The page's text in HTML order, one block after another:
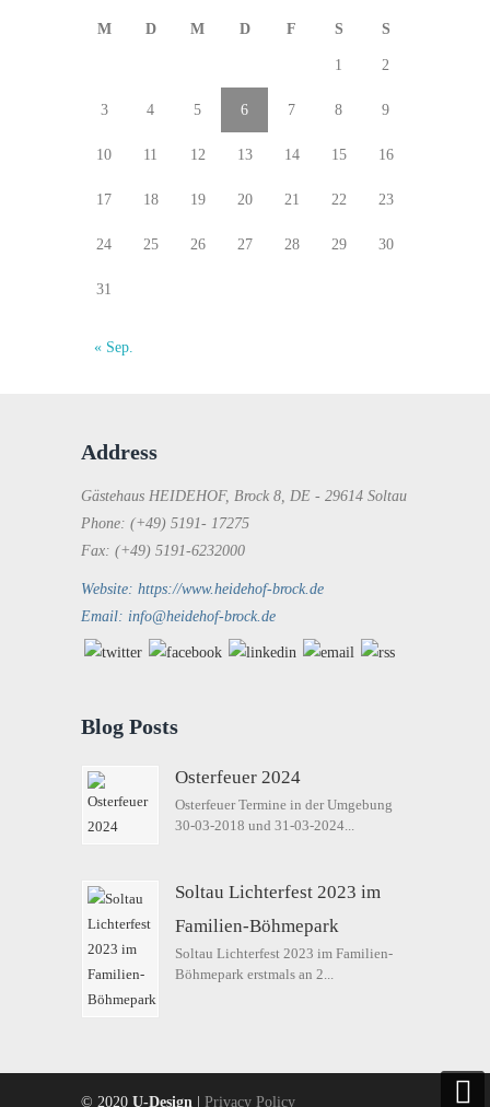
M D M D F S S
1 2
3 4 5 6 7 8 9
10 11 12 13 14 15 16
17 18 19 20 21 22 23
24 25 26 27 28 29 30
31
« Sep.
Address
Gästehaus HEIDEHOF, Brock 8, DE - 29614 Soltau
Phone: (+49) 5191- 17275
Fax: (+49) 5191-6232000
Website: https://www.heidehof-brock.de
Email: info@heidehof-brock.de
Blog Posts
Osterfeuer 2024
Osterfeuer Termine in der Umgebung
30-03-2018 und 31-03-2024...
Soltau Lichterfest 2023 im
Familien-Böhmepark
Soltau Lichterfest 2023 im Familien-
Böhmepark erstmals an 2...
© 2020 U-Design Privacy Policy